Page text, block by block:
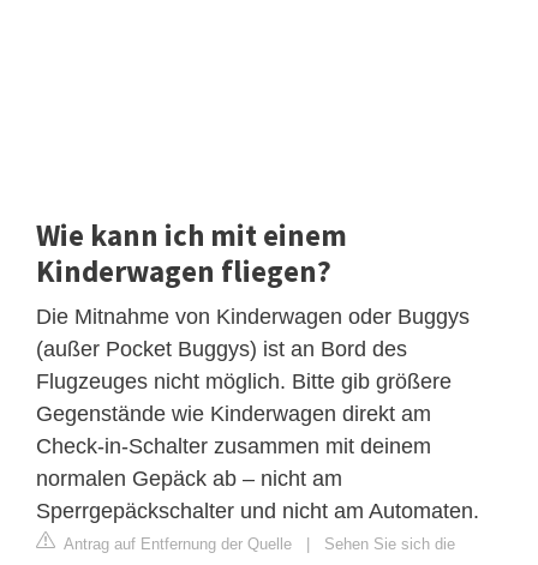
Wie kann ich mit einem
Kinderwagen fliegen?
Die Mitnahme von Kinderwagen oder Buggys
(außer Pocket Buggys) ist an Bord des
Flugzeuges nicht möglich. Bitte gib größere
Gegenstände wie Kinderwagen direkt am
Check-in-Schalter zusammen mit deinem
normalen Gepäck ab – nicht am
Sperrgepäckschalter und nicht am Automaten.
Antrag auf Entfernung der Quelle | Sehen Sie sich die